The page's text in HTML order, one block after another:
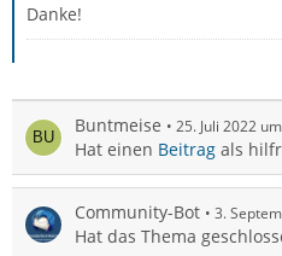
Danke!
Buntmeise 25. Juli 2022
Hat einen Beitrag als
Community-Bot 3.
Hat das Thema